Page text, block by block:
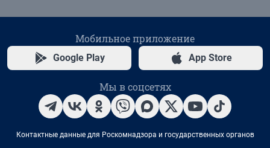
Мобильное приложение
Google Play App Store
Мы в соцсетях
Контактные данные для Роскомнадзора и государственных органов